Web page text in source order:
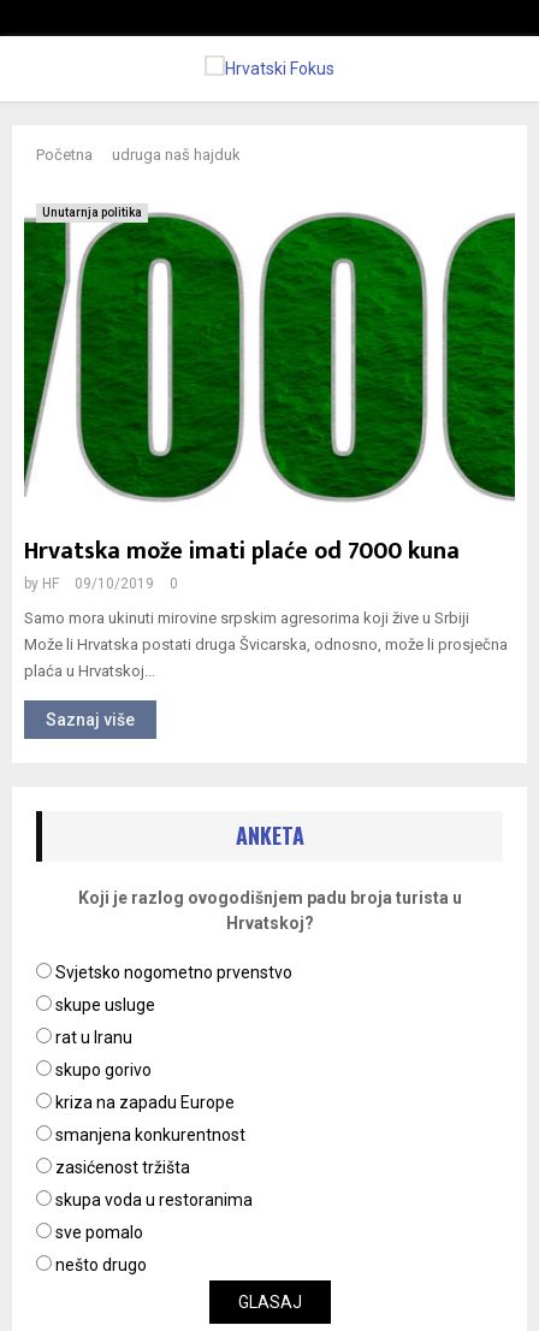
P
R
I
M
A
R
M
E
N
Početna udruga naš hajduk
Unutarnja politika
Hrvatska može imati plaće od 7000 kuna
by HF 09/10/2019 0
Samo mora ukinuti mirovine srpskim agresorima koji žive u Srbiji
Može li Hrvatska postati druga Švicarska, odnosno, može li prosječna
plaća u Hrvatskoj...
Saznaj više
ANKETA
Koji je razlog ovogodišnjem padu broja turista u
Hrvatskoj?
Svjetsko nogometno prvenstvo
skupe usluge
rat u Iranu
skupo gorivo
kriza na zapadu Europe
smanjena konkurentnost
zasićenost tržišta
skupa voda u restoranima
sve pomalo
nešto drugo